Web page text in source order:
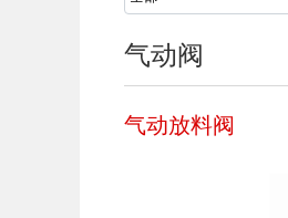
气动阀
气动放料阀